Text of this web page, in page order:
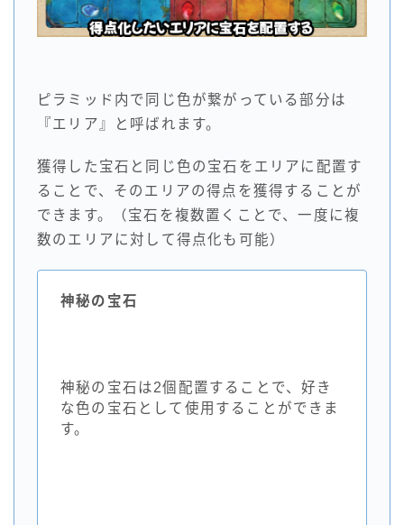
ピラミッド内で同じ色が繋がっている部分は
『エリア』と呼ばれます。
獲得した宝石と同じ色の宝石をエリアに配置す
ることで、そのエリアの得点を獲得することが
できます。（宝石を複数置くことで、一度に複
数のエリアに対して得点化も可能）
神秘の宝石
神秘の宝石は2個配置することで、好き
な色の宝石として使用することができま
す。